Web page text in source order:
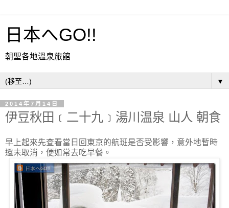
日本へGO!!
朝聖各地溫泉旅館
▼
2014年7月14日
伊豆秋田﹝二十九﹞湯川温泉 山人 朝食
早上起來先查看當日回東京的航班是否受影響，意外地暫時
還未取消，便如常去吃早餐。